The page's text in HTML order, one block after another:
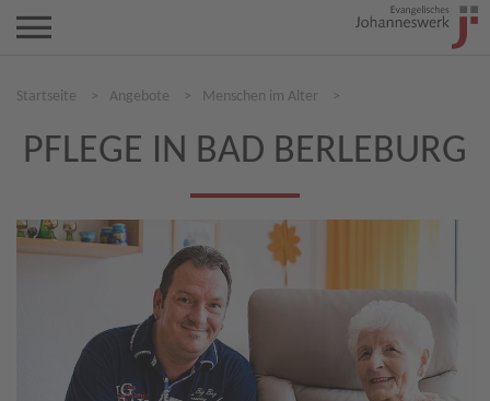
Startseite > Angebote > Menschen im Alter >
PFLEGE IN BAD BERLEBURG